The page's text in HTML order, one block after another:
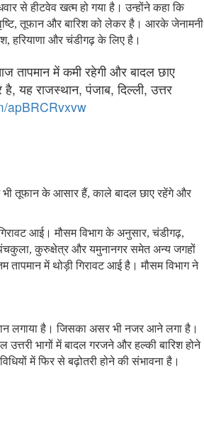
से हीटवेव खत्म हो गया है। उन्होंने कहा कि
तूफान और बारिश को लेकर है। आरके जेनामनी
हरियाणा और चंडीगढ़ के लिए है।
तापमान में कमी रहेगी और बादल छाए
यह राजस्थान, पंजाब, दिल्ली, उत्तर
apBRCRvxvw
में भी तूफान के आसार हैं, काले बादल छाए रहेंगे और
आई। मौसम विभाग के अनुसार, चंडीगढ़,
पंचकुला, कुरुक्षेत्र और यमुनानगर समेत अन्य जगहों
तापमान में थोड़ी गिरावट आई है। मौसम विभाग ने
लगाया है। जिसका असर भी नजर आने लगा है।
भागों में बादल गरजने और हल्की बारिश होने
में फिर से बढ़ोतरी होने की संभावना है।